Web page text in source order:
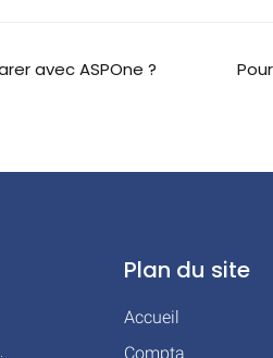
avec ASPOne ?
Plan du site
Accueil
Compta